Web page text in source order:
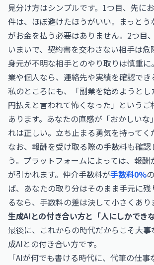
見分け方はシンプルです。1つ目、先に
件は、ほぼ避けたほうがいい。まっとう
がお金を払う必要はありません。2つ目
いまいで、契約書を交わさない相手は危
身元が不明な相手とのやり取りは慎重
業や個人なら、連絡先や実績を確認でき
私のところにも、「副業を始めようと
円払えと言われて怖くなった」というご
あります。あなたの直感が「おかしいな
れは正しい。立ち止まる勇気を持ってく
なお、報酬を受け取る際の手数料も確認
う。プラットフォームによっては、報酬
が引かれます。仲介手数料が手数料0%
ば、あなたの取り分はそのまま手元に残
るなら、手数料の差は決して小さくあり
生成AIとの付き合い方と「人にしかでき
最後に、これからの時代だからこそ大事
成AIとの付き合い方です。
「AIが何でも書ける時代に、代筆の仕